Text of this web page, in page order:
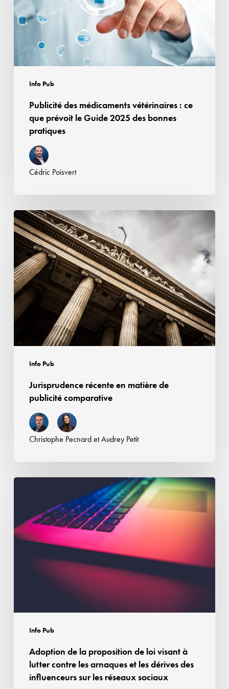
Info Pub
ce
que
Guide
2025
bonnes
pratiques
Publicité des médicaments vétérinaires : ce
que prévoit le Guide 2025 des bonnes
pratiques
Cédric Poisvert
Info Pub
Jurisprudence
récente
en
matière
de
publicité
comparative
Jurisprudence récente en matière de
publicité comparative
Christophe PecnardetAudrey Petit
Info Pub
proposition
de
contre
Adoption de la proposition de loi visant à
lutter contre les arnaques et les dérives des
influenceurs sur les réseaux sociaux